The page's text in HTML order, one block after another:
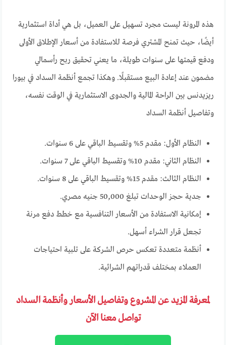
هذه المرونة ليست مجرد تسهيل على العميل، بل هي أداة استثمارية
أيضًا، حيث تمنح المشتري فرصة للاستفادة من أسعار الإطلاق الأولى
ودفع قيمتها على سنوات طويلة، ما يعني تحقيق ربح رأسمالي
مضمون عند إعادة البيع مستقبلًا. وهكذا تجمع أنظمة السداد في بيورا
ريزيدنس بين الراحة المالية والجدوى الاستثمارية في الوقت نفسه،
وتفاصيل أنظمة السداد
النظام الأول: مقدم 5% وتقسيط الباقي على 6 سنوات.
النظام الثاني: مقدم 10% وتقسيط الباقي على 7 سنوات.
النظام الثالث: مقدم 15% وتقسيط الباقي على 8 سنوات.
جدية حجز الوحدات تبلغ 50,000 جنيه مصري.
إمكانية الاستفادة من الأسعار التنافسية مع خطط دفع مرنة
تجعل قرار الشراء أسهل.
أنظمة متعددة تعكس حرص الشركة على تلبية احتياجات
العملاء بمختلف قدراتهم الشرائية.
لمعرفة المزيد عن المشروع وتفاصيل الأسعار وأنظمة السداد
تواصل معنا الآن